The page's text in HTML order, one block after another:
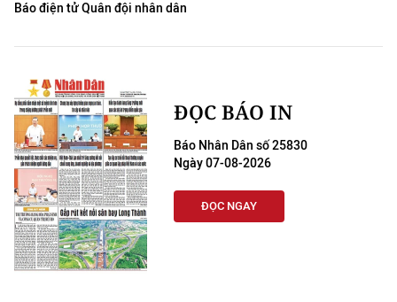
Báo điện tử Quân đội nhân dân
ĐỌC BÁO IN
Báo Nhân Dân số 25830
Ngày 07-08-2026
ĐỌC NGAY